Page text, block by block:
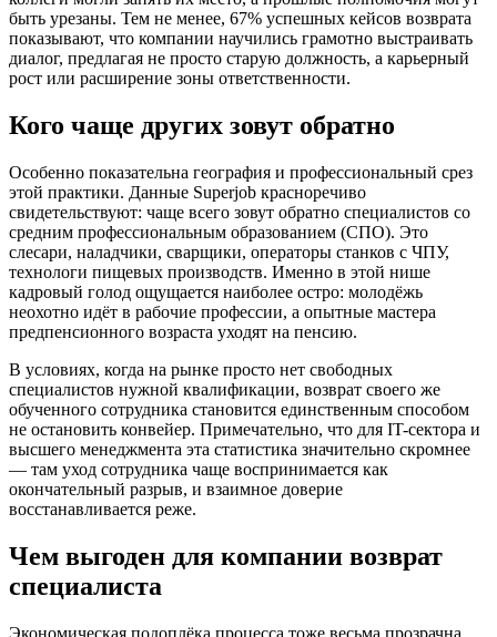
быть урезаны. Тем не менее, 67% успешных кейсов возврата
показывают, что компании научились грамотно выстраивать
диалог, предлагая не просто старую должность, а карьерный
рост или расширение зоны ответственности.
Кого чаще других зовут обратно
Особенно показательна география и профессиональный срез
этой практики. Данные Superjob красноречиво
свидетельствуют: чаще всего зовут обратно специалистов со
средним профессиональным образованием (СПО). Это
слесари, наладчики, сварщики, операторы станков с ЧПУ,
технологи пищевых производств. Именно в этой нише
кадровый голод ощущается наиболее остро: молодёжь
неохотно идёт в рабочие профессии, а опытные мастера
предпенсионного возраста уходят на пенсию.
В условиях, когда на рынке просто нет свободных
специалистов нужной квалификации, возврат своего же
обученного сотрудника становится единственным способом
не остановить конвейер. Примечательно, что для IT-сектора и
высшего менеджмента эта статистика значительно скромнее
— там уход сотрудника чаще воспринимается как
окончательный разрыв, и взаимное доверие
восстанавливается реже.
Чем выгоден для компании возврат
специалиста
Экономическая подоплёка процесса тоже весьма прозрачна.